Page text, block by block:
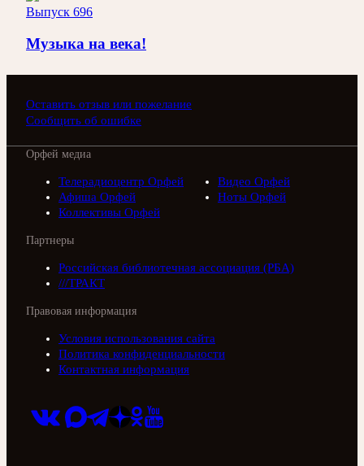
Выпуск 696
Музыка на века!
Оставить отзыв или пожелание
Сообщить об ошибке
Орфей медиа
Телерадиоцентр Орфей
Видео Орфей
Афиша Орфей
Ноты Орфей
Коллективы Орфей
Партнеры
Российская библиотечная ассоциация (РБА)
///ТРАКТ
Правовая информация
Условия использования сайта
Политика конфиденциальности
Контактная информация